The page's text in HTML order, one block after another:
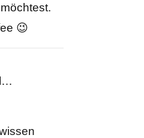
😉